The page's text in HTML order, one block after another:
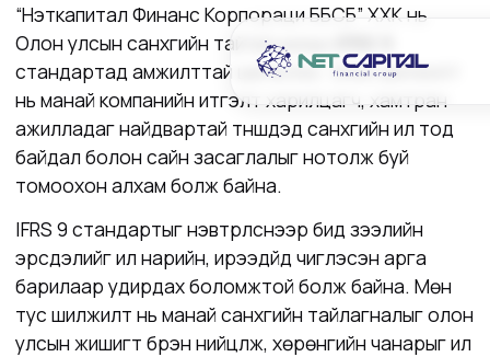
“Нэткапитал Финанс Корпораци ББСБ” ХХК нь
Олон улсын санхүүгийн тайлагналын
стандартад амжилттай шилжлээ. Энэхүү шилжилт
нь манай компанийн итгэлт харилцагч, хамтран
ажилладаг найдвартай түншүүдэд санхүүгийн ил тод
байдал болон сайн засаглалыг нотолж буй
томоохон алхам болж байна.
IFRS 9 стандартыг нэвтрүүлснээр бид зээлийн
эрсдэлийг илүү нарийн, ирээдүйд чиглэсэн арга
барилаар удирдах боломжтой болж байна. Мөн
тус шилжилт нь манай санхүүгийн тайлагналыг олон
улсын жишигт бүрэн нийцүүлж, хөрөнгийн чанарыг илүү